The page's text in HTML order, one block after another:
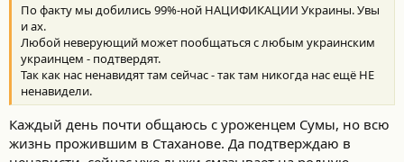
По факту мы добились 99%-ной НАЦИФИКАЦИИ Украины. Увы
и ах.
Любой неверующий может пообщаться с любым украинским
украинцем - подтвердят.
Так как нас ненавидят там сейчас - так там никогда нас ещё НЕ
ненавидели.
Каждый день почти общаюсь с уроженцем Сумы, но всю
жизнь прожившим в Стаханове. Да подтверждаю в